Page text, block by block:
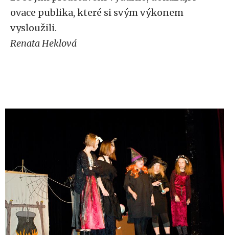
ovace publika, které si svým výkonem
vysloužili.
Renata Heklová